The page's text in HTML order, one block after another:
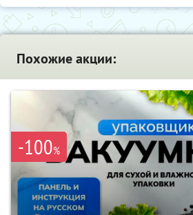
Похожие акции:
-100%